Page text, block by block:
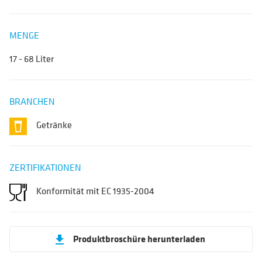
MENGE
17 - 68 Liter
BRANCHEN
Getränke
ZERTIFIKATIONEN
Konformität mit EC 1935-2004
get_app Produktbroschüre herunterladen